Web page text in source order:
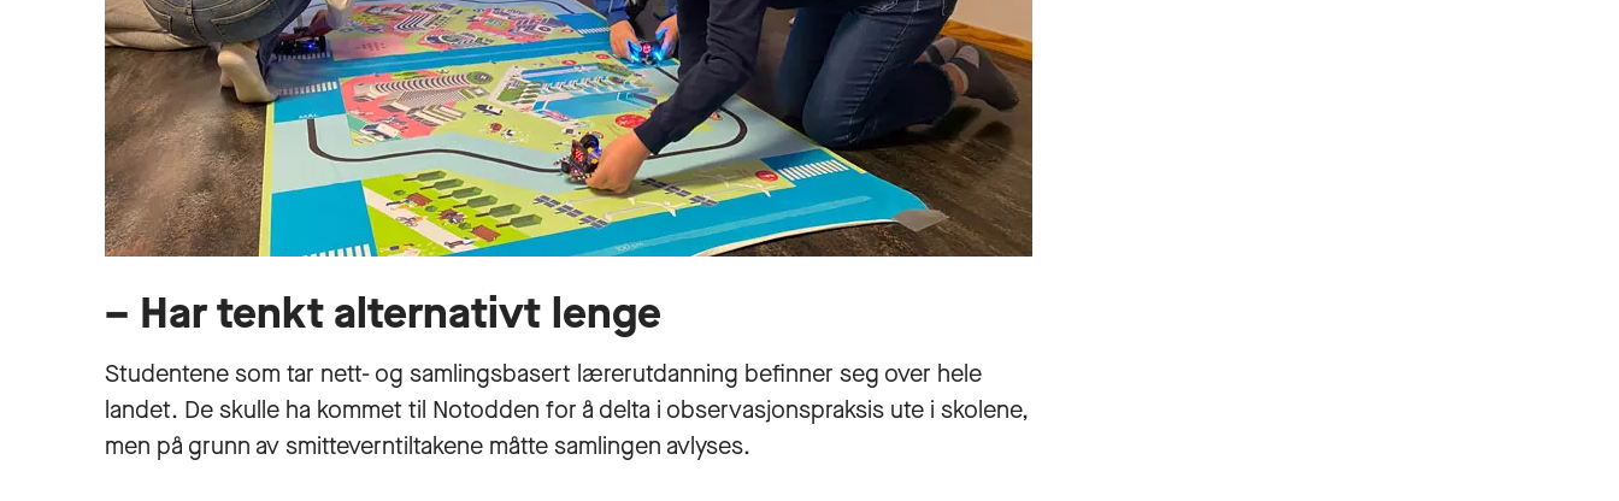
– Har tenkt alternativt lenge
Studentene som tar nett- og samlingsbasert lærerutdanning befinner seg over hele
landet. De skulle ha kommet til Notodden for å delta i observasjonspraksis ute i skolene,
men på grunn av smitteverntiltakene måtte samlingen avlyses.